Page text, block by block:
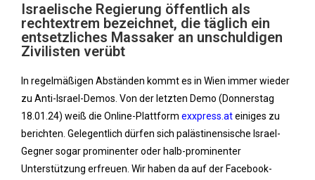
Israelische Regierung öffentlich als
rechtextrem bezeichnet, die täglich ein
entsetzliches Massaker an unschuldigen
Zivilisten verübt
In regelmäßigen Abständen kommt es in Wien immer wieder
zu Anti-Israel-Demos. Von der letzten Demo (Donnerstag
18.01.24) weiß die Online-Plattform exxpress.ateiniges zu
berichten. Gelegentlich dürfen sich palästinensische Israel-
Gegner sogar prominenter oder halb-prominenter
Unterstützung erfreuen. Wir haben da auf der Facebook-